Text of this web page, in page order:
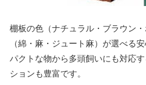
棚板の色（ナチュラル・ブラウン
（綿・麻・ジュート麻）が選べる
パクトな物から多頭飼いにも対応
ションも豊富です。